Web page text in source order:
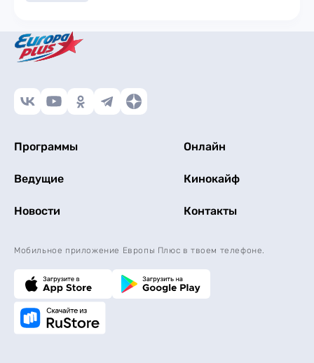
Программы Онлайн
Ведущие Кинокайф
Новости Контакты
Мобильное приложение Европы Плюс в твоем телефоне.